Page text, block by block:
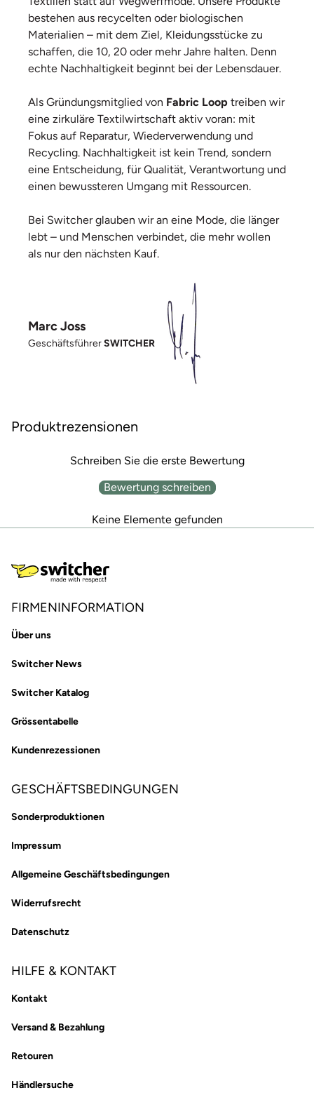
bestehen aus recycelten oder biologischen
Materialien – mit dem Ziel, Kleidungsstücke zu
schaffen, die 10, 20 oder mehr Jahre halten. Denn
echte Nachhaltigkeit beginnt bei der Lebensdauer.
Als Gründungsmitglied von Fabric Loop treiben wir
eine zirkuläre Textilwirtschaft aktiv voran: mit
Fokus auf Reparatur, Wiederverwendung und
Recycling. Nachhaltigkeit ist kein Trend, sondern
eine Entscheidung, für Qualität, Verantwortung und
einen bewussteren Umgang mit Ressourcen.
Bei Switcher glauben wir an eine Mode, die länger
lebt – und Menschen verbindet, die mehr wollen
als nur den nächsten Kauf.
Marc Joss
GeschäftsführerSWITCHER
Produktrezensionen
Schreiben Sie die erste Bewertung
Bewertung schreiben
Keine Elemente gefunden
FIRMENINFORMATION
Über uns
Switcher News
Switcher Katalog
Grössentabelle
Kundenrezessionen
GESCHÄFTSBEDINGUNGEN
Sonderproduktionen
Impressum
Allgemeine Geschäftsbedingungen
Widerrufsrecht
Datenschutz
HILFE & KONTAKT
Kontakt
Versand & Bezahlung
Retouren
Händlersuche